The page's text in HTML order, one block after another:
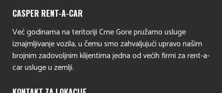
CASPER RENT-A-CAR
Već godinama na teritoriji Crne Gore pružamo usluge
iznajmljivanje vozila, u čemu smo zahvaljujući upravo našim
brojnim zadovoljnim klijentima jedna od većih firmi za rent-a-
car usluge u zemlji.